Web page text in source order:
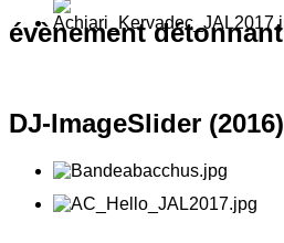
évènementdétonnant
DJ-ImageSlider (2016)